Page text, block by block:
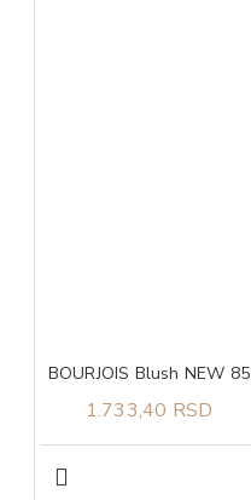
BOURJOIS Blush NEW 85
1.733,40 RSD